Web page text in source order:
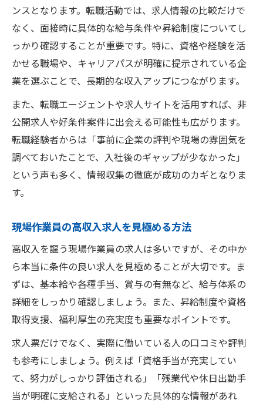
ンスとなります。転職活動では、求人情報の比較だけで
なく、面接時に具体的な給与条件や昇給制度についてし
っかり確認することが重要です。特に、資格や経験を活
かせる職場や、キャリアパスが明確に提示されている企
業を選ぶことで、長期的な収入アップにつながります。
また、転職エージェントや求人サイトを活用すれば、非
公開求人や好条件案件に出会える可能性も広がります。
転職経験者からは「事前に企業の評判や現場の雰囲気を
調べておいたことで、入社後のギャップが少なかった」
という声も多く、情報収集の徹底が成功のカギとなりま
す。
現場作業員の高収入求人を見極める方法
高収入を謳う現場作業員の求人は多いですが、その中か
ら本当に条件の良い求人を見極めることが大切です。ま
ずは、基本給や各種手当、賞与の有無など、給与体系の
詳細をしっかり確認しましょう。また、昇給制度や資格
取得支援、福利厚生の充実度も重要なポイントです。
求人票だけでなく、実際に働いている人の口コミや評判
も参考にしましょう。例えば「資格手当が充実してい
て、努力がしっかり評価される」「残業代や休日出勤手
当が明確に支給される」といった具体的な情報があれ